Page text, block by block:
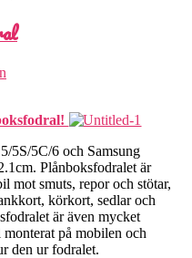
5S/5C/6 och Samsung
Plånboksfodralet är
mot smuts, repor och stötar,
körkort, sedlar och
är även mycket
på mobilen och
den ur fodralet.